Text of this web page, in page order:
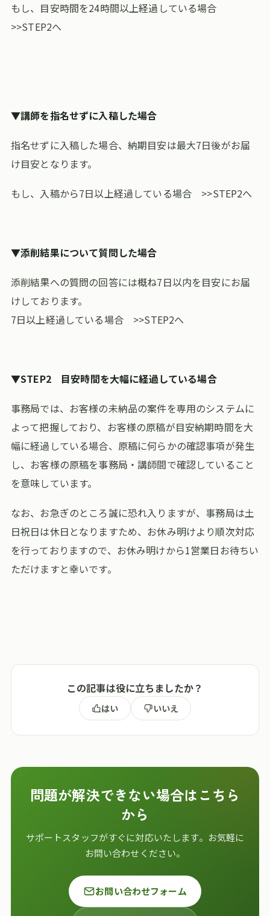
もし、目安時間を24時間以上経過している場合
>>STEP2へ
▼講師を指名せずに入稿した場合
指名せずに入稿した場合、納期目安は最大7日後がお届
け目安となります。
もし、入稿から7日以上経過している場合 >>STEP2へ
▼添削結果について質問した場合
添削結果への質問の回答には概ね7日以内を目安にお届
けしております。
7日以上経過している場合 >>STEP2へ
▼STEP2目安時間を大幅に経過している場合
事務局では、お客様の未納品の案件を専用のシステムに
よって把握しており、お客様の原稿が目安納期時間を大
幅に経過している場合、原稿に何らかの確認事項が発生
し、お客様の原稿を事務局・講師間で確認していること
を意味しています。
なお、お急ぎのところ誠に恐れ入りますが、事務局は土
日祝日は休日となりますため、お休み明けより順次対応
を行っておりますので、お休み明けから1営業日お待ちい
ただけますと幸いです。
この記事は役に立ちましたか？
はい いいえ
問題が解決できない場合はこちら
から
サポートスタッフがすぐに対応いたします。お気軽に
お問い合わせください。
お問い合わせフォーム